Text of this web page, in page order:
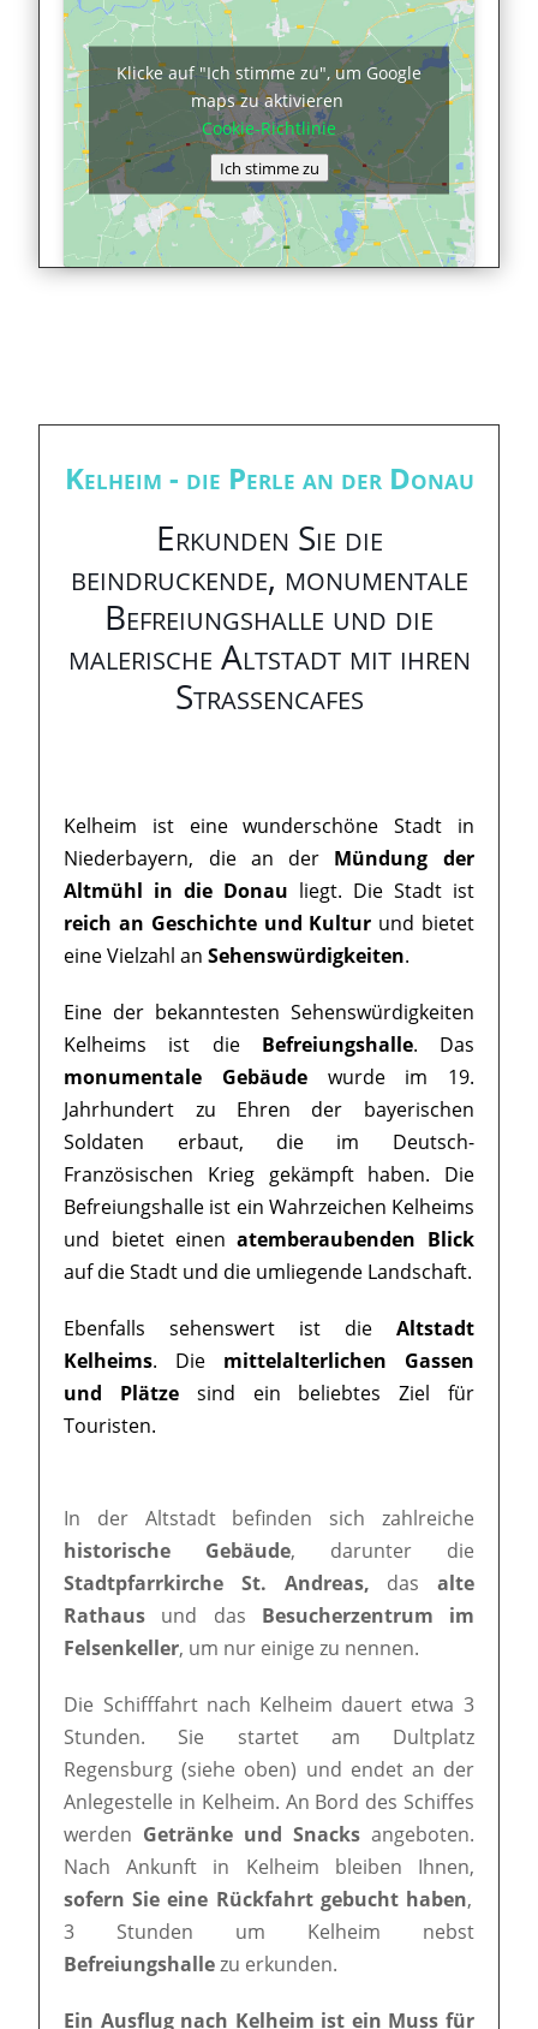
Klicke auf "Ich stimme zu", um Google
maps zu aktivieren
Cookie-Richtlinie
Ich stimme zu
Kelheim - die Perle an der Donau
Erkunden Sie die
beindruckende, monumentale
Befreiungshalle und die
malerische Altstadt mit ihren
Straßencafes
Kelheim ist eine wunderschöne Stadt in
Niederbayern, die an der Mündung der
Altmühl in die Donau liegt. Die Stadt ist
reich an Geschichte und Kultur und bietet
eine Vielzahl anSehenswürdigkeiten.
Eine der bekanntesten Sehenswürdigkeiten
Kelheims ist die Befreiungshalle. Das
monumentale Gebäudewurde im 19.
Jahrhundert zu Ehren der bayerischen
Soldaten erbaut, die im Deutsch-
Französischen Krieg gekämpft haben. Die
Befreiungshalle ist ein Wahrzeichen Kelheims
und bietet einenatemberaubenden Blick
auf die Stadt und die umliegende Landschaft.
Ebenfalls sehenswert ist die Altstadt
Kelheims. Die mittelalterlichen Gassen
und Plätze sind ein beliebtes Ziel für
Touristen.
In der Altstadt befinden sich zahlreiche
historische Gebäude, darunter die
Stadtpfarrkirche St. Andreas, das alte
Rathaus und das Besucherzentrum im
Felsenkeller, um nur einige zu nennen.
Die Schifffahrt nach Kelheim dauert etwa 3
Stunden. Sie startet am Dultplatz
Regensburg (siehe oben) und endet an der
Anlegestelle in Kelheim. An Bord des Schiffes
werden Getränke und Snacksangeboten.
Nach Ankunft in Kelheim bleiben Ihnen,
sofern Sie eine Rückfahrt gebucht haben,
3 Stunden um Kelheim nebst
Befreiungshallezu erkunden.
Ein Ausflug nach Kelheim ist ein Muss für